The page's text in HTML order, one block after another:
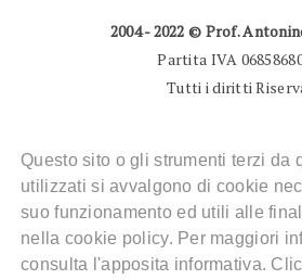
Questo sito o gli strumenti terzi da
utilizzati si avvalgono di cookie
suo funzionamento ed utili alle
nella cookie policy. Per maggiori
consulta l'apposita informativa.
2004 - 2022 © Prof.
Partita IVA
Tutti i diritti
DERMATOLOGO